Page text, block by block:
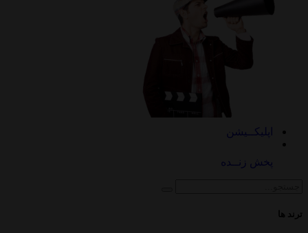
زنــده